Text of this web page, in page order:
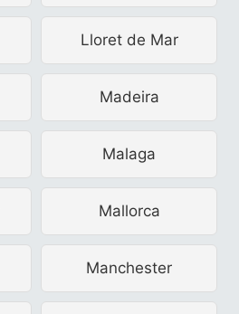
Lloret de Mar
Madeira
Malaga
Mallorca
Manchester